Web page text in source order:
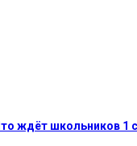
ждёт школьников 1